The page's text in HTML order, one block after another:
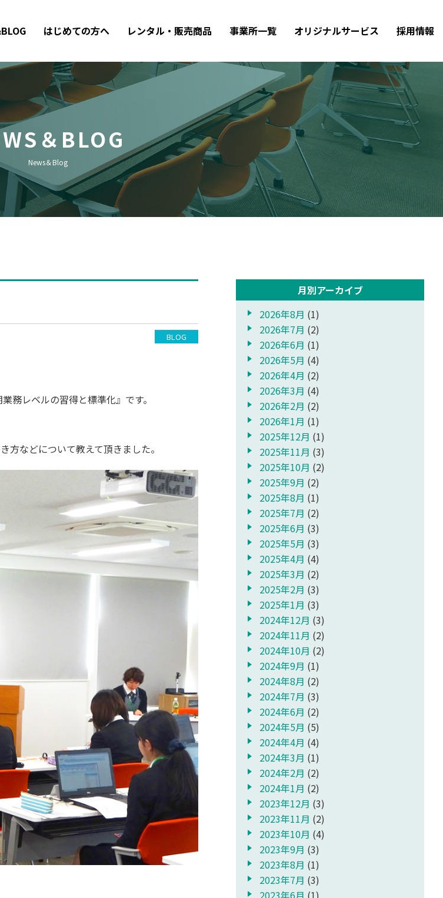
はじめての方へ レンタル・販売商品 事業所一覧 オリジナルサービス 採用情報
＆BLOG
News＆Blog
BLOG
務レベルの習得と標準化』です。
方などについて教えて頂きました。
月別アーカイブ
2026年8月 (1)
2026年7月 (2)
2026年6月 (1)
2026年5月 (4)
2026年4月 (2)
2026年3月 (4)
2026年2月 (2)
2026年1月 (1)
2025年12月 (1)
2025年11月 (3)
2025年10月 (2)
2025年9月 (2)
2025年8月 (1)
2025年7月 (2)
2025年6月 (3)
2025年5月 (3)
2025年4月 (4)
2025年3月 (2)
2025年2月 (3)
2025年1月 (3)
2024年12月 (3)
2024年11月 (2)
2024年10月 (2)
2024年9月 (1)
2024年8月 (2)
2024年7月 (3)
2024年6月 (2)
2024年5月 (5)
2024年4月 (4)
2024年3月 (1)
2024年2月 (2)
2024年1月 (2)
2023年12月 (3)
2023年11月 (2)
2023年10月 (4)
2023年9月 (3)
2023年8月 (1)
2023年7月 (3)
2023年6月 (1)